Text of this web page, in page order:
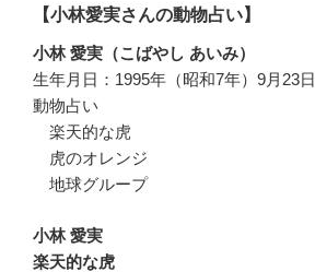
【小林愛実さんの動物占い】
小林 愛実（こばやし あいみ）
生年月日：1995年（昭和7年）9月23日
動物占い
楽天的な虎
虎のオレンジ
地球グループ
小林 愛実
楽天的な虎